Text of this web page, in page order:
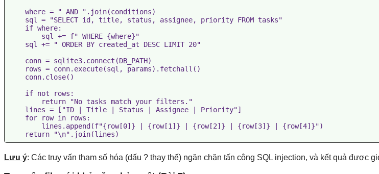
    where = " AND ".join(conditions)
    sql = "SELECT id, title, status, assignee, priority FROM tasks"
    if where:
        sql += f" WHERE {where}"
    sql += " ORDER BY created_at DESC LIMIT 20"
    conn = sqlite3.connect(DB_PATH)
    rows = conn.execute(sql, params).fetchall()
    conn.close()
    if not rows:
        return "No tasks match your filters."
    lines = ["ID | Title | Status | Assignee | Priority"]
    for row in rows:
        lines.append(f"{row[0]} | {row[1]} | {row[2]} | {row[3]} | {row[4]}")
Lưu ý: Các truy vấn tham số hóa (dấu ? thay thế) ngăn chặn tấn công SQL injection, và kết quả được